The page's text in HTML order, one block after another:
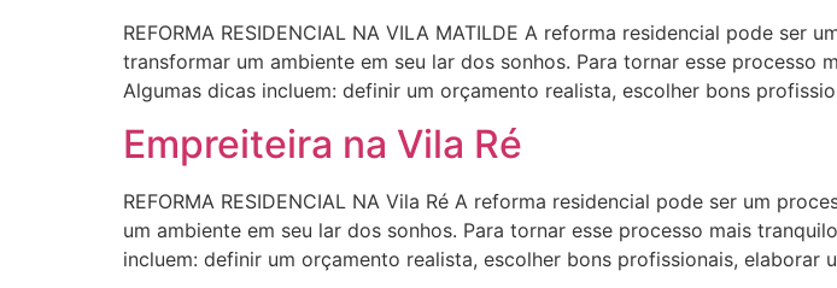
REFORMA RESIDENCIAL NA VILA MATILDE A reforma residencial pode
transformar um ambiente em seu lar dos sonhos. Para tornar esse
Algumas dicas incluem: definir um orçamento realista, escolher bons
Empreiteira na Vila Ré
REFORMA RESIDENCIAL NA Vila Ré A reforma residencial pode ser um
um ambiente em seu lar dos sonhos. Para tornar esse processo mais
incluem: definir um orçamento realista, escolher bons profissionais, elaborar